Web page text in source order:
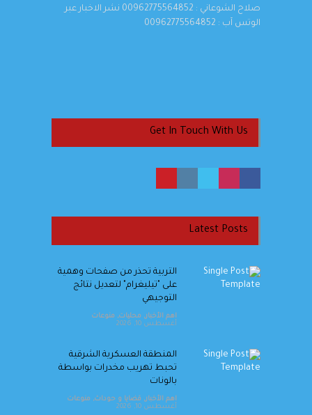
صلاح الشوعاني : 00962775564852 نشر الاخبار عبر
الوتس آب : 00962775564852
Get In Touch With Us
Latest Posts
التربية تحذر من صفحات وهمية
على "تيليغرام" لتعديل نتائج
التوجيهي
اهم الأخبار, محليات, منوعات
أغسطس 10, 2026
المنطقة العسكرية الشرقية
تحبط تهريب مخدرات بواسطة
بالونات
اهم الأخبار, قضايا و حوداث, منوعات
أغسطس 10, 2026